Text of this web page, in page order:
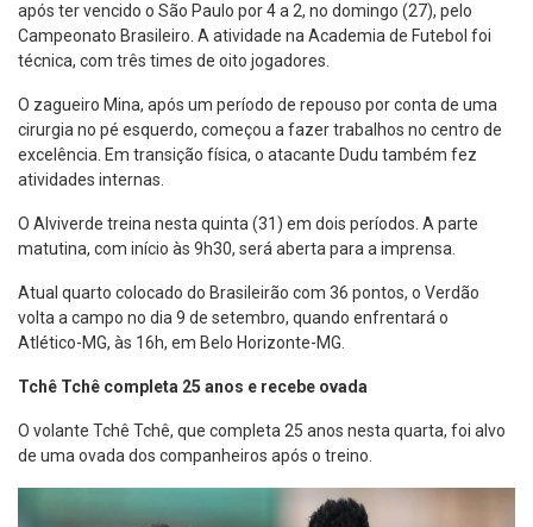
após ter vencido o São Paulo por 4 a 2, no domingo (27), pelo
Campeonato Brasileiro. A atividade na Academia de Futebol foi
técnica, com três times de oito jogadores.
O zagueiro Mina, após um período de repouso por conta de uma
cirurgia no pé esquerdo, começou a fazer trabalhos no centro de
excelência. Em transição física, o atacante Dudu também fez
atividades internas.
O Alviverde treina nesta quinta (31) em dois períodos. A parte
matutina, com início às 9h30, será aberta para a imprensa.
Atual quarto colocado do Brasileirão com 36 pontos, o Verdão
volta a campo no dia 9 de setembro, quando enfrentará o
Atlético-MG, às 16h, em Belo Horizonte-MG.
Tchê Tchê completa 25 anos e recebe ovada
O volante Tchê Tchê, que completa 25 anos nesta quarta, foi alvo
de uma ovada dos companheiros após o treino.